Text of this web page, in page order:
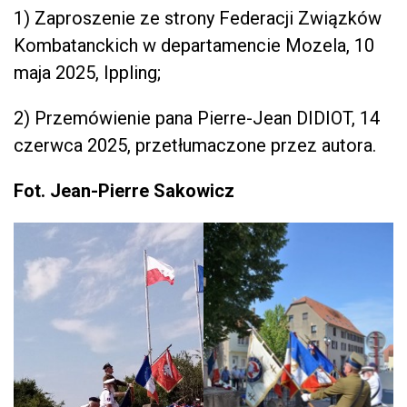
1) Zaproszenie ze strony Federacji Związków
Kombatanckich w departamencie Mozela, 10
maja 2025, Ippling;
2) Przemówienie pana Pierre-Jean DIDIOT, 14
czerwca 2025, przetłumaczone przez autora.
Fot. Jean-Pierre Sakowicz